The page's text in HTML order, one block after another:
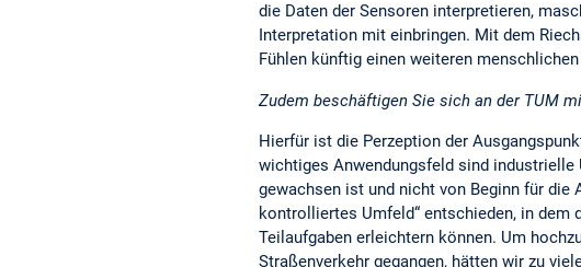
die Daten der Sensoren interpretieren,
Interpretation mit einbringen. Mit dem
Fühlen künftig einen weiteren
Zudem beschäftigen Sie sich an der TUM
Hierfür ist die Perzeption der
wichtiges Anwendungsfeld sind industrielle
gewachsen ist und nicht von Beginn für die
kontrolliertes Umfeld“ entschieden, in dem
Teilaufgaben erleichtern können. Um
Straßenverkehr gegangen, hätten wir zu